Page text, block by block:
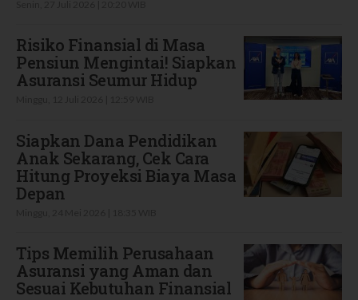
Risiko Finansial di Masa
Pensiun Mengintai! Siapkan
Asuransi Seumur Hidup
Siapkan Dana Pendidikan
Anak Sekarang, Cek Cara
Hitung Proyeksi Biaya Masa
Depan
Tips Memilih Perusahaan
Asuransi yang Aman dan
Sesuai Kebutuhan Finansial